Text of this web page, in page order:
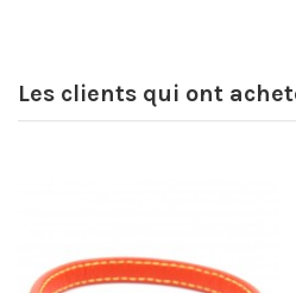
Les clients qui ont